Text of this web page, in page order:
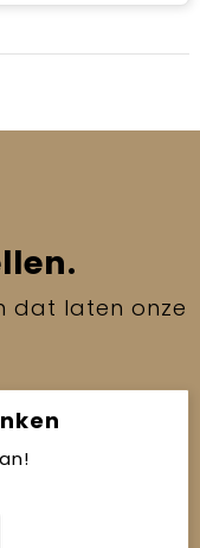
dat laten onze